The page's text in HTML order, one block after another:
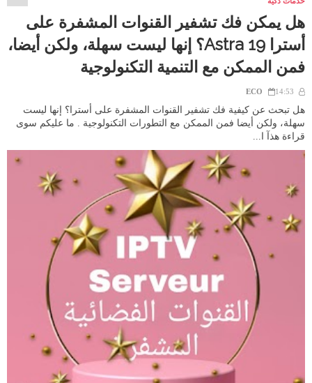
هل يمكن فك تشفير القنوات المشفرة على
أسترا Astra 19؟ إنها ليست سهلة، ولكن أيضا،
فمن الممكن مع التنمية التكنولوجية
ECO 14:53
هل تبحث عن كيفية فك تشفير القنوات المشفرة على أسترا؟ إنها ليست
سهلة، ولكن أيضا فمن الممكن مع التطورات التكنولوجية . ما عليكم سوى
قراءة هذآ ا...